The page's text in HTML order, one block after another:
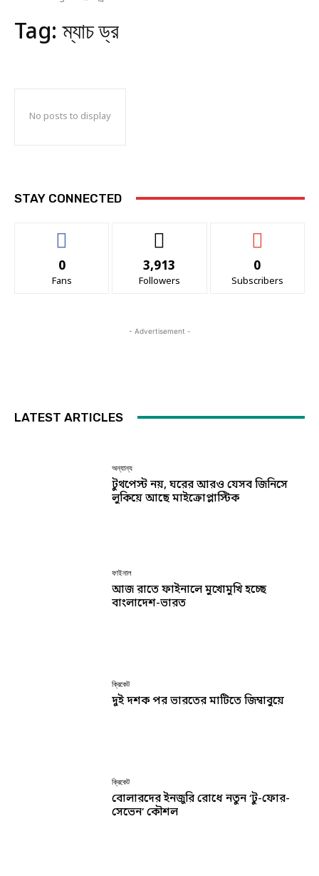
Tag:ম্যাচ ড্র
No posts to display
STAY CONNECTED
0
Fans
3,913
Followers
0
Subscribers
- Advertisement -
LATEST ARTICLES
অন্যান্য
টুথপেস্ট নয়, ঘরের আরও যেসব জিনিসে
লুকিয়ে আছে মাইক্রোপ্লাস্টিক
ফাইনাল
আজ রাতে ফাইনালে মুখোমুখি হচ্ছে
বাংলাদেশ-ভারত
ক্রিকেট
দুই দশক পর ভারতের মাটিতে জিম্বাবুয়ে
ক্রিকেট
বোলারদের ইনজুরি রোধে নতুন ‘টু-ফোর-
সেভেন’ কৌশল